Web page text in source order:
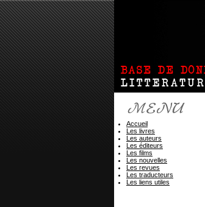
Accueil
Les livres
Les auteurs
Les éditeurs
Les films
Les nouvelles
Les revues
Les traducteurs
Les liens utiles